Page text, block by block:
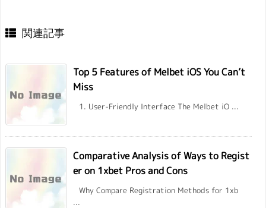
関連記事
Top 5 Features of Melbet iOS You Can’t
Miss
1. User-Friendly Interface The Melbet iO ...
Comparative Analysis of Ways to Regist
er on 1xbet Pros and Cons
Why Compare Registration Methods for 1xb
...